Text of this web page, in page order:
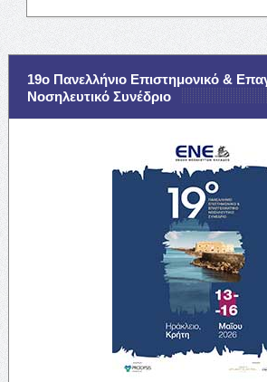
19ο Πανελλήνιο Επιστημονικό &
Νοσηλευτικό Συνέδριο